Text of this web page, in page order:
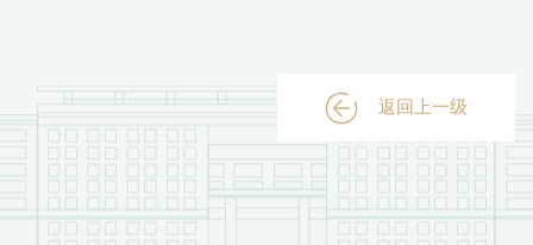
返回上一级